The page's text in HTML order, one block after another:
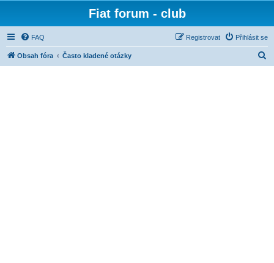
Fiat forum - club
FAQ Přihlásit se
Registrovat
Obsah fóra Často kladené otázky